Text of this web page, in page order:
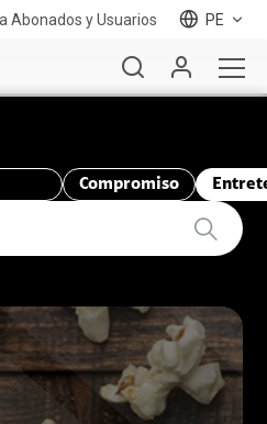
Abonados y Usuarios PE
Compromiso